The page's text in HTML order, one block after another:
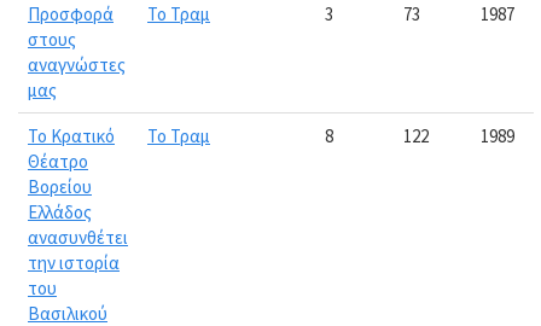
Προσφορά
στους
αναγνώστες
μας
Το Τραμ 3 73 1987
Το Κρατικό
Θέατρο
Βορείου
Ελλάδος
ανασυνθέτει
την ιστορία
του
Βασιλικού
Το Τραμ 8 122 1989